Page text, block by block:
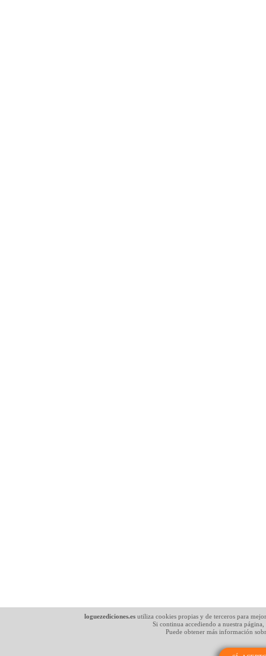
loguezediciones.es utiliza cookies propias y de terceros para
Si continua accediendo a nuestra
Puede obtener más información